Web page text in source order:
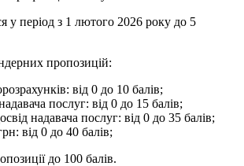
у період з 1 лютого 2026 року до 5
пропозицій:
від 0 до 10 балів;
послуг: від 0 до 15 балів;
надавача послуг: від 0 до 35 балів;
від 0 до 40 балів;
до 100 балів.